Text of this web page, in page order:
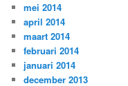
mei 2014
april 2014
maart 2014
februari 2014
januari 2014
december 2013